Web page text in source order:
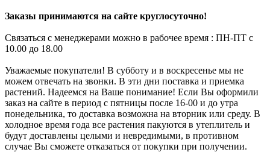
Заказы принимаются на сайте круглосуточно!
Связаться с менеджерами можно в рабочее время : ПН-ПТ с
10.00 до 18.00
Уважаемые покупатели! В субботу и в воскресенье мы не
можем отвечать на звонки. В эти дни поставка и приемка
растений. Надеемся на Ваше понимание! Если Вы оформили
заказ на сайте в период с пятницы после 16-00 и до утра
понедельника, то доставка возможна на вторник или среду. В
холодное время года все растения пакуются в утеплитель и
будут доставлены целыми и невредимыми, в противном
случае Вы сможете отказаться от покупки при получении.